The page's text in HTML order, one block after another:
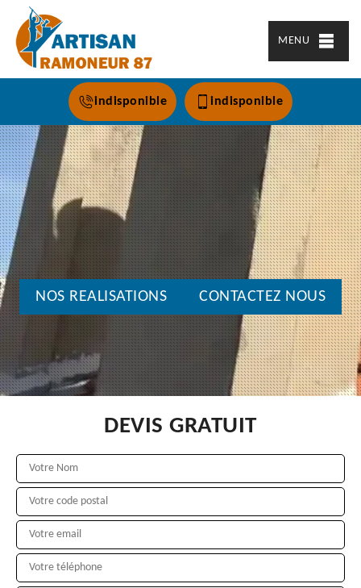
MENU
indisponible indisponible
NOS REALISATIONS CONTACTEZ NOUS
DEVIS GRATUIT